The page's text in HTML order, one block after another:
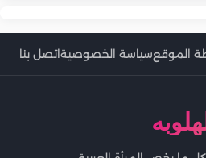
الموقعسياسة الخصوصيةاتصل بنا